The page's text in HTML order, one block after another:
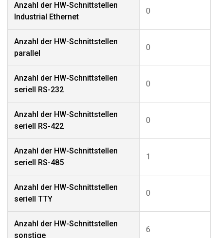
Anzahl der HW-Schnittstellen
Industrial Ethernet
0
Anzahl der HW-Schnittstellen
parallel
0
Anzahl der HW-Schnittstellen
seriell RS-232
0
Anzahl der HW-Schnittstellen
seriell RS-422
0
Anzahl der HW-Schnittstellen
seriell RS-485
1
Anzahl der HW-Schnittstellen
seriell TTY
0
Anzahl der HW-Schnittstellen
sonstige
6